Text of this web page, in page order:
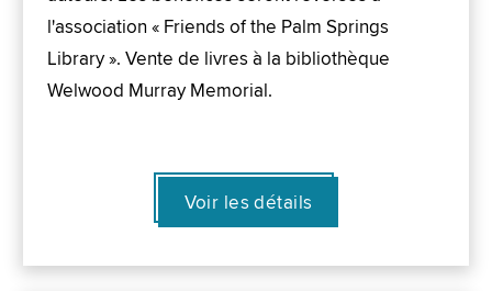
l'association « Friends of the Palm Springs
Library ». Vente de livres à la bibliothèque
Welwood Murray Memorial.
Voir les détails